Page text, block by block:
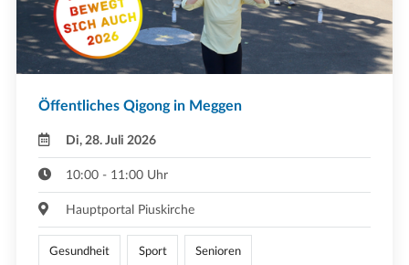
Öffentliches Qigong in Meggen
Di, 28. Juli 2026
10:00 - 11:00 Uhr
Hauptportal Piuskirche
Gesundheit Sport Senioren